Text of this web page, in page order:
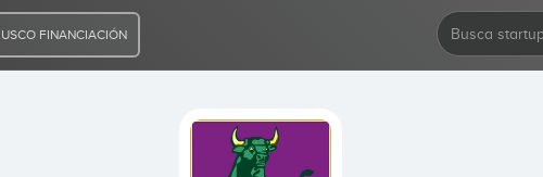
FINANCIACIÓN